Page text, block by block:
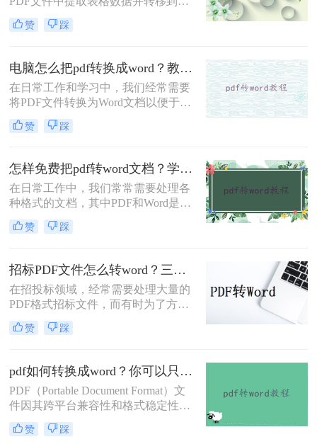
用于不同场景和技能水平。
Word文档中，以便进行进一步的编辑
或分析。虽然PDF格式因其稳定性和
取和编辑却相对复杂。不过，通过一
些方法，我们可以有效地将PDF中的
表格弄到Word中。那么怎么把pdf的
表格弄到word呢？以下是一些常用的
方法。
赞 踩
电脑怎么把pdf转换成word？教你4种简单方法！
在日常工作和学习中，我们经常需要
将PDF文件转换为Word文档以便于编
辑和修改。那么电脑怎么把pdf转换成
word呢？下是一些常用的方法，帮助
赞 踩
怎样免费把pdf转word文档？学会这3招轻松转换!！
在日常工作中，我们常常需要处理各
种格式的文档，其中PDF和Word是最
常见的两种。PDF文件以其版面固
定、跨平台兼容性好而著称，但当需
则更为方便。因此，将PDF转换为
Word文档的需求十分常见。那么怎样
免费把pdf转word文档呢？本文将介绍
几种免费且高效的方法，帮助你轻松
实现PDF到Word的转换。
赞 踩
招标PDF文件怎么转word？三种简单的方法分享给大家！
在招投标领域，经常需要处理大量的
PDF格式招标文件，而有时为了方便
编辑或修改，我们可能需要将这些
PDF文件转换为Word文档。那么招标
介绍几种实现这一转换的方法，帮助
您更高效地处理招标文件。
赞 踩
pdf如何转换成word？你可以只要学会这三种方法就行！
PDF（Portable Document Format）文
件因其跨平台兼容性和格式稳定性而
受到广泛欢迎。然而，在某些情况
下，我们可能希望将PDF文件转换为
赞 踩